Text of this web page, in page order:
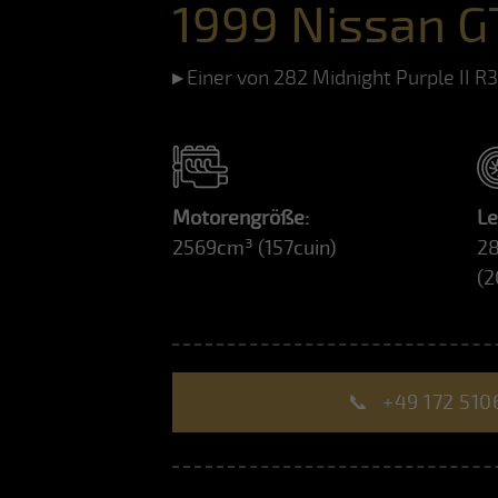
1999 Nissan
Einer von 282 Midnight Purple II
Motorengröße:
2569cm³ (157cuin)
📞 +49 172